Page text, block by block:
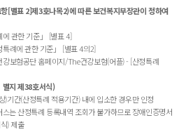
[별표 2]제3호나목2)에 따른 보건복지부장관이 정하여
관한 기준」 [별표 4]
례에 관한 기준」 [별표 4의2]
보험공단 홈페이지/The건강보험(어플) - [산정특례
지 제38호서식)
)기간(산정특례 적용기간) 내에 입소한 경우만 인정
는 산정특례 등록내역 조회가 불가하므로 장애인증명서
) 제출